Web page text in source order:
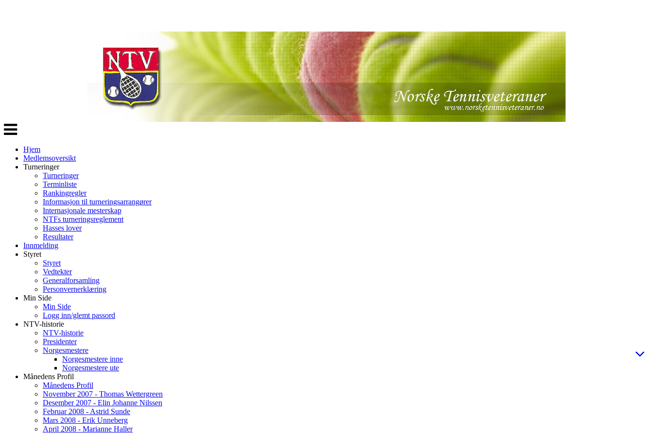
Veksle
navigasjon
Hjem
Medlemsoversikt
Turneringer
Turneringer
Terminliste
Rankingregler
Informasjon til turneringsarrangører
Internasjonale mesterskap
NTFs turneringsreglement
Hasses lover
Resultater
Innmelding
Styret
Styret
Vedtekter
Generalforsamling
Personvernerklæring
Min Side
Min Side
Logg inn/glemt passord
NTV-historie
NTV-historie
Presidenter
Norgesmestere
Norgesmestere inne
Norgesmestere ute
Månedens Profil
Månedens Profil
November 2007 - Thomas Wettergreen
Desember 2007 - Elin Johanne Nilssen
Februar 2008 - Astrid Sunde
Mars 2008 - Erik Unneberg
April 2008 - Marianne Haller